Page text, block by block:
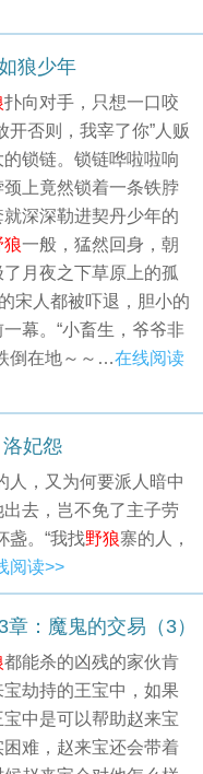
狼少年
扑向对手，只想一口咬
开否则，我宰了你”人贩
锁链。锁链哗啦啦响
上竟然锁着一条铁脖
深深勒进契丹少年的
狼一般，猛然回身，朝
月夜之下草原上的孤
宋人都被吓退，胆小的
幕。“小畜生，爷爷非
倒在地～～…在线阅读
洛妃怨
人，又为何要派人暗中
去，岂不免了主子劳
盏。“我找野狼寨的人，
阅读>>
章：魔鬼的交易（3）
都能杀的凶残的家伙肯
劫持的王宝中，如果
中是可以帮助赵来宝
难，赵来宝还会带着